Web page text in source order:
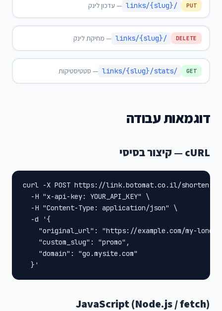
PUT
/links/{slug} — עדכון לינק
DELETE
/links/{slug} — מחיקת לינק
GET
/links/{slug}/stats — סטטיסטיקות
דוגמאות עבודה
cURL — קיצור בסיסי
curl -X POST https://link.botomat.co.il/shorten \
  -H "x-api-key: YOUR_API_KEY" \
  -H "Content-Type: application/json" \
  -d '{
"original_url": "https://example.com/my-long-
    "custom_slug": "promo",
    "domain": "go.mysite.com"
  }'
JavaScript (Node.js / fetch)